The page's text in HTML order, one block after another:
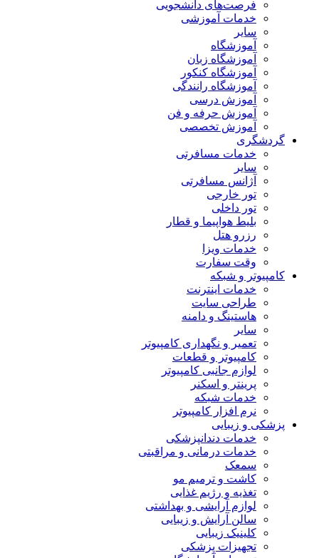
فرصت‌های دانشجویی
خدمات آموزشی
سایر
آموزشگاه
آموزشگاه زبان
آموزشگاه کنکور
آموزشگاه رانندگی
آموزش درسی
آموزش حرفه و فن
آموزش تخصصی
گردشگری
خدمات مسافرتی
سایر
آژانس مسافرتی
تور خارجی
تور داخلی
بلیط هواپیما و قطار
رزرو هتل
خدمات ویزا
وقت سفارت
کامپیوتر و شبکه
خدمات اینترنت
طراحی سایت
هاستینگ و دامنه
سایر
تعمیر و نگهداری کامپیوتر
کامپیوتر و قطعات
لوازم جانبی کامپیوتر
پرینتر و اسکنر
خدمات شبکه
نرم افزار کامپیوتر
پزشکی و زیبایی
خدمات دندانپزشکی
خدمات درمانی و مراقبتی
سمعک
کاشت و ترمیم مو
تغذیه و رژیم غذایی
لوازم آرایشی و بهداشتی
سالن آرایش و زیبایی
کلینیک زیبایی
تجهیزات پزشکی